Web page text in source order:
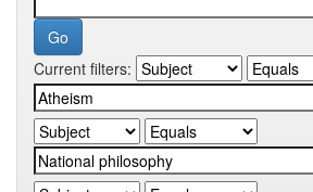
Current filters: